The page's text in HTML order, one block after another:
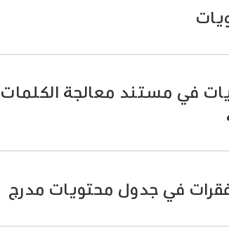
في مستند معالجة
في جدول محتويات مدرج